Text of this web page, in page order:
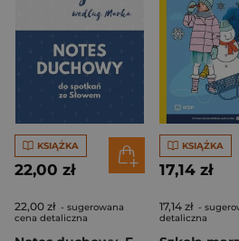
KSIĄŻKA
22,00 zł
22,00 zł - sugerowana
cena detaliczna
KSIĄŻKA
17,14 zł
17,14 zł -
detaliczna